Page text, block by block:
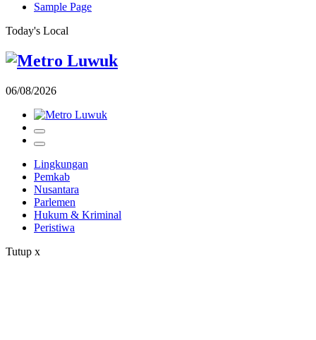
Sample Page
Today's Local
06/08/2026
Lingkungan
Pemkab
Nusantara
Parlemen
Hukum & Kriminal
Peristiwa
Tutup x